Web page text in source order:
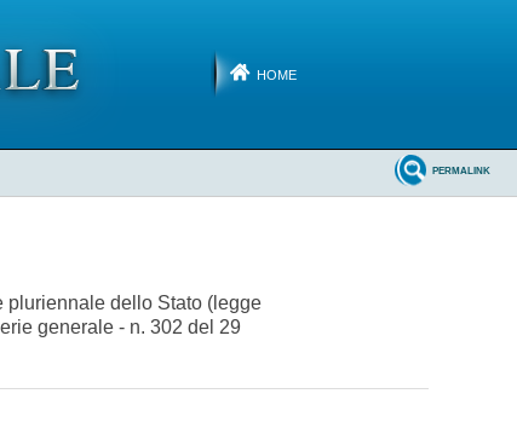
HOME
PERMALINK
pluriennale dello Stato (legge
generale - n. 302 del 29